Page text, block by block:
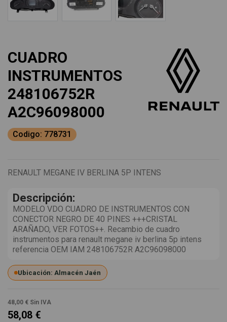
CUADRO
INSTRUMENTOS
248106752R
A2C96098000
Codigo: 778731
RENAULT MEGANE IV BERLINA 5P INTENS
Descripción:
MODELO VDO CUADRO DE INSTRUMENTOS CON
CONECTOR NEGRO DE 40 PINES +++CRISTAL
ARAÑADO, VER FOTOS++. Recambio de cuadro
instrumentos para renault megane iv berlina 5p intens
referencia OEM IAM 248106752R A2C96098000
Ubicación: Almacén Jaén
48,00 € Sin IVA
58,08 €